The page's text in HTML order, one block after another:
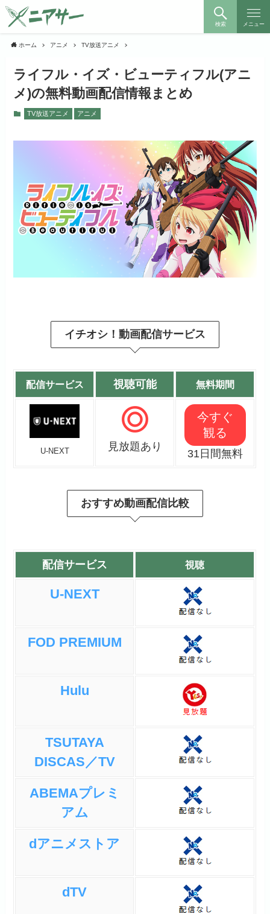
検索 メニュー
ホーム アニメ TV放送アニメ
ライフル・イズ・ビューティフル(アニ
メ)の無料動画配信情報まとめ
TV放送アニメ アニメ
イチオシ！動画配信サービス
配信サービス 視聴可能 無料期間
U-NEXT 見放題あり
今すぐ
観る
31日間無料
おすすめ動画配信比較
配信サービス 視聴
U-NEXT
FOD PREMIUM
Hulu
TSUTAYA
DISCAS／TV
ABEMAプレミ
アム
dアニメストア
dTV